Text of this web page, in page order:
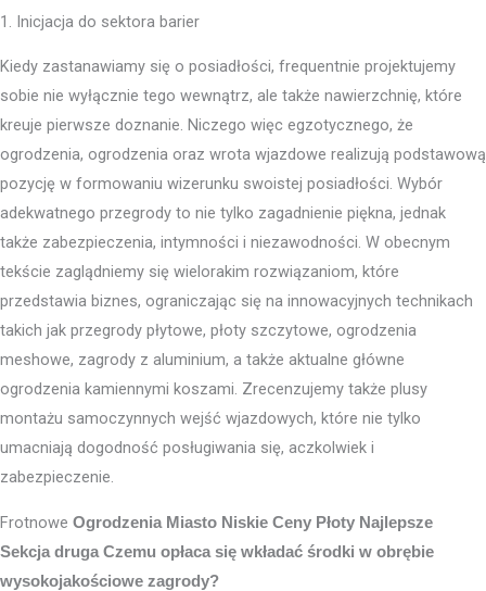
1. Inicjacja do sektora barier
Kiedy zastanawiamy się o posiadłości, frequentnie projektujemy
sobie nie wyłącznie tego wewnątrz, ale także nawierzchnię, które
kreuje pierwsze doznanie. Niczego więc egzotycznego, że
ogrodzenia, ogrodzenia oraz wrota wjazdowe realizują podstawową
pozycję w formowaniu wizerunku swoistej posiadłości. Wybór
adekwatnego przegrody to nie tylko zagadnienie piękna, jednak
także zabezpieczenia, intymności i niezawodności. W obecnym
tekście zaglądniemy się wielorakim rozwiązaniom, które
przedstawia biznes, ograniczając się na innowacyjnych technikach
takich jak przegrody płytowe, płoty szczytowe, ogrodzenia
meshowe, zagrody z aluminium, a także aktualne główne
ogrodzenia kamiennymi koszami. Zrecenzujemy także plusy
montażu samoczynnych wejść wjazdowych, które nie tylko
umacniają dogodność posługiwania się, aczkolwiek i
zabezpieczenie.
Frotnowe Ogrodzenia Miasto Niskie Ceny Płoty Najlepsze
Sekcja druga Czemu opłaca się wkładać środki w obrębie
wysokojakościowe zagrody?